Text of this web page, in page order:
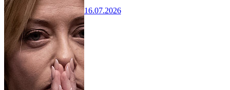
16.07.2026